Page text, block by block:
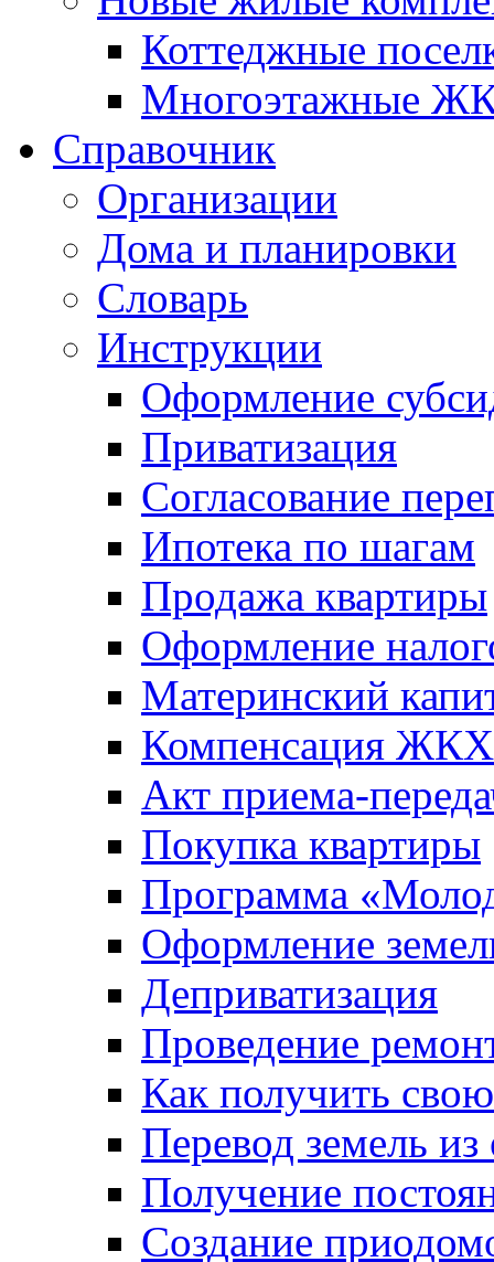
Коттеджные
Многоэтажные
Справочник
Организации
Дома и планировки
Словарь
Инструкции
Оформление
Приватизация
Согласование
Ипотека по шагам
Продажа квартиры
Оформление
Материнский
Компенсация ЖКХ
Акт приема-
Покупка квартиры
Программа
Оформление
Деприватизация
Проведение
Как получить
Перевод земель
Получение
Создание